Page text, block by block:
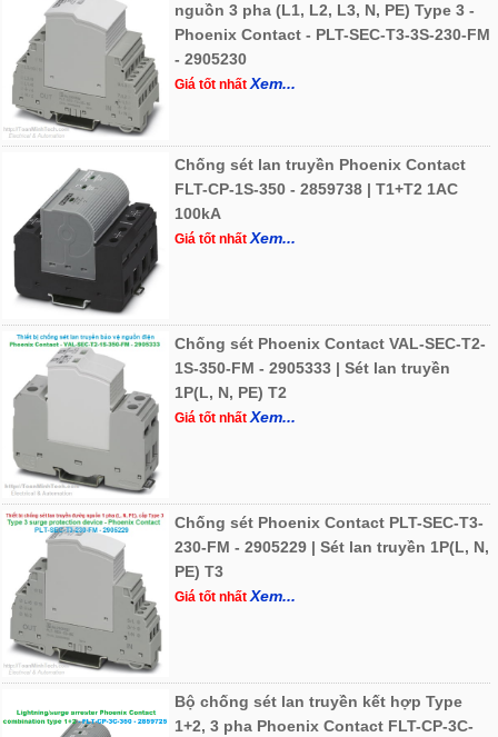
nguồn 3 pha (L1, L2, L3, N, PE) Type 3 -
Phoenix Contact - PLT-SEC-T3-3S-230-FM
- 2905230
Giá tốt nhấtXem...
Chống sét lan truyền Phoenix Contact
FLT-CP-1S-350 - 2859738 | T1+T2 1AC
100kA
Giá tốt nhấtXem...
Chống sét Phoenix Contact VAL-SEC-T2-
1S-350-FM - 2905333 | Sét lan truyền
1P(L, N, PE) T2
Giá tốt nhấtXem...
Chống sét Phoenix Contact PLT-SEC-T3-
230-FM - 2905229 | Sét lan truyền 1P(L, N,
PE) T3
Giá tốt nhấtXem...
Bộ chống sét lan truyền kết hợp Type
1+2, 3 pha Phoenix Contact FLT-CP-3C-